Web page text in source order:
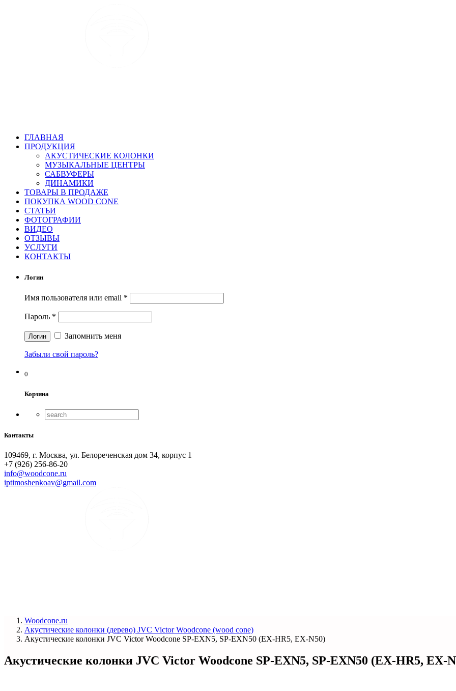
ГЛАВНАЯ
ПРОДУКЦИЯ
АКУСТИЧЕСКИЕ КОЛОНКИ
МУЗЫКАЛЬНЫЕ ЦЕНТРЫ
САБВУФЕРЫ
ДИНАМИКИ
ТОВАРЫ В ПРОДАЖЕ
ПОКУПКА WOOD CONE
СТАТЬИ
ФОТОГРАФИИ
ВИДЕО
ОТЗЫВЫ
УСЛУГИ
КОНТАКТЫ
Логин
Имя пользователя или email *
Пароль *
Запомнить меня
Забыли свой пароль?
0
Корзина
Контакты
109469, г. Москва, ул. Белореченская дом 34, корпус 1
+7 (926) 256-86-20
info@woodcone.ru
iptimoshenkoav@gmail.com
Woodcone.ru
Акустические колонки (дерево) JVC Victor Woodcone (wood cone)
Акустические колонки JVC Victor Woodcone SP-EXN5, SP-EXN50 (EX-HR5, EX-N50)
Акустические колонки JVC Victor Woodcone SP-EXN5, SP-EXN50 (EX-HR5, EX-